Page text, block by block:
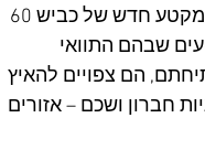
שבהם התוואי
עם פתיחתם, הם צפויים להאיץ
חברון ושכם – אזורים